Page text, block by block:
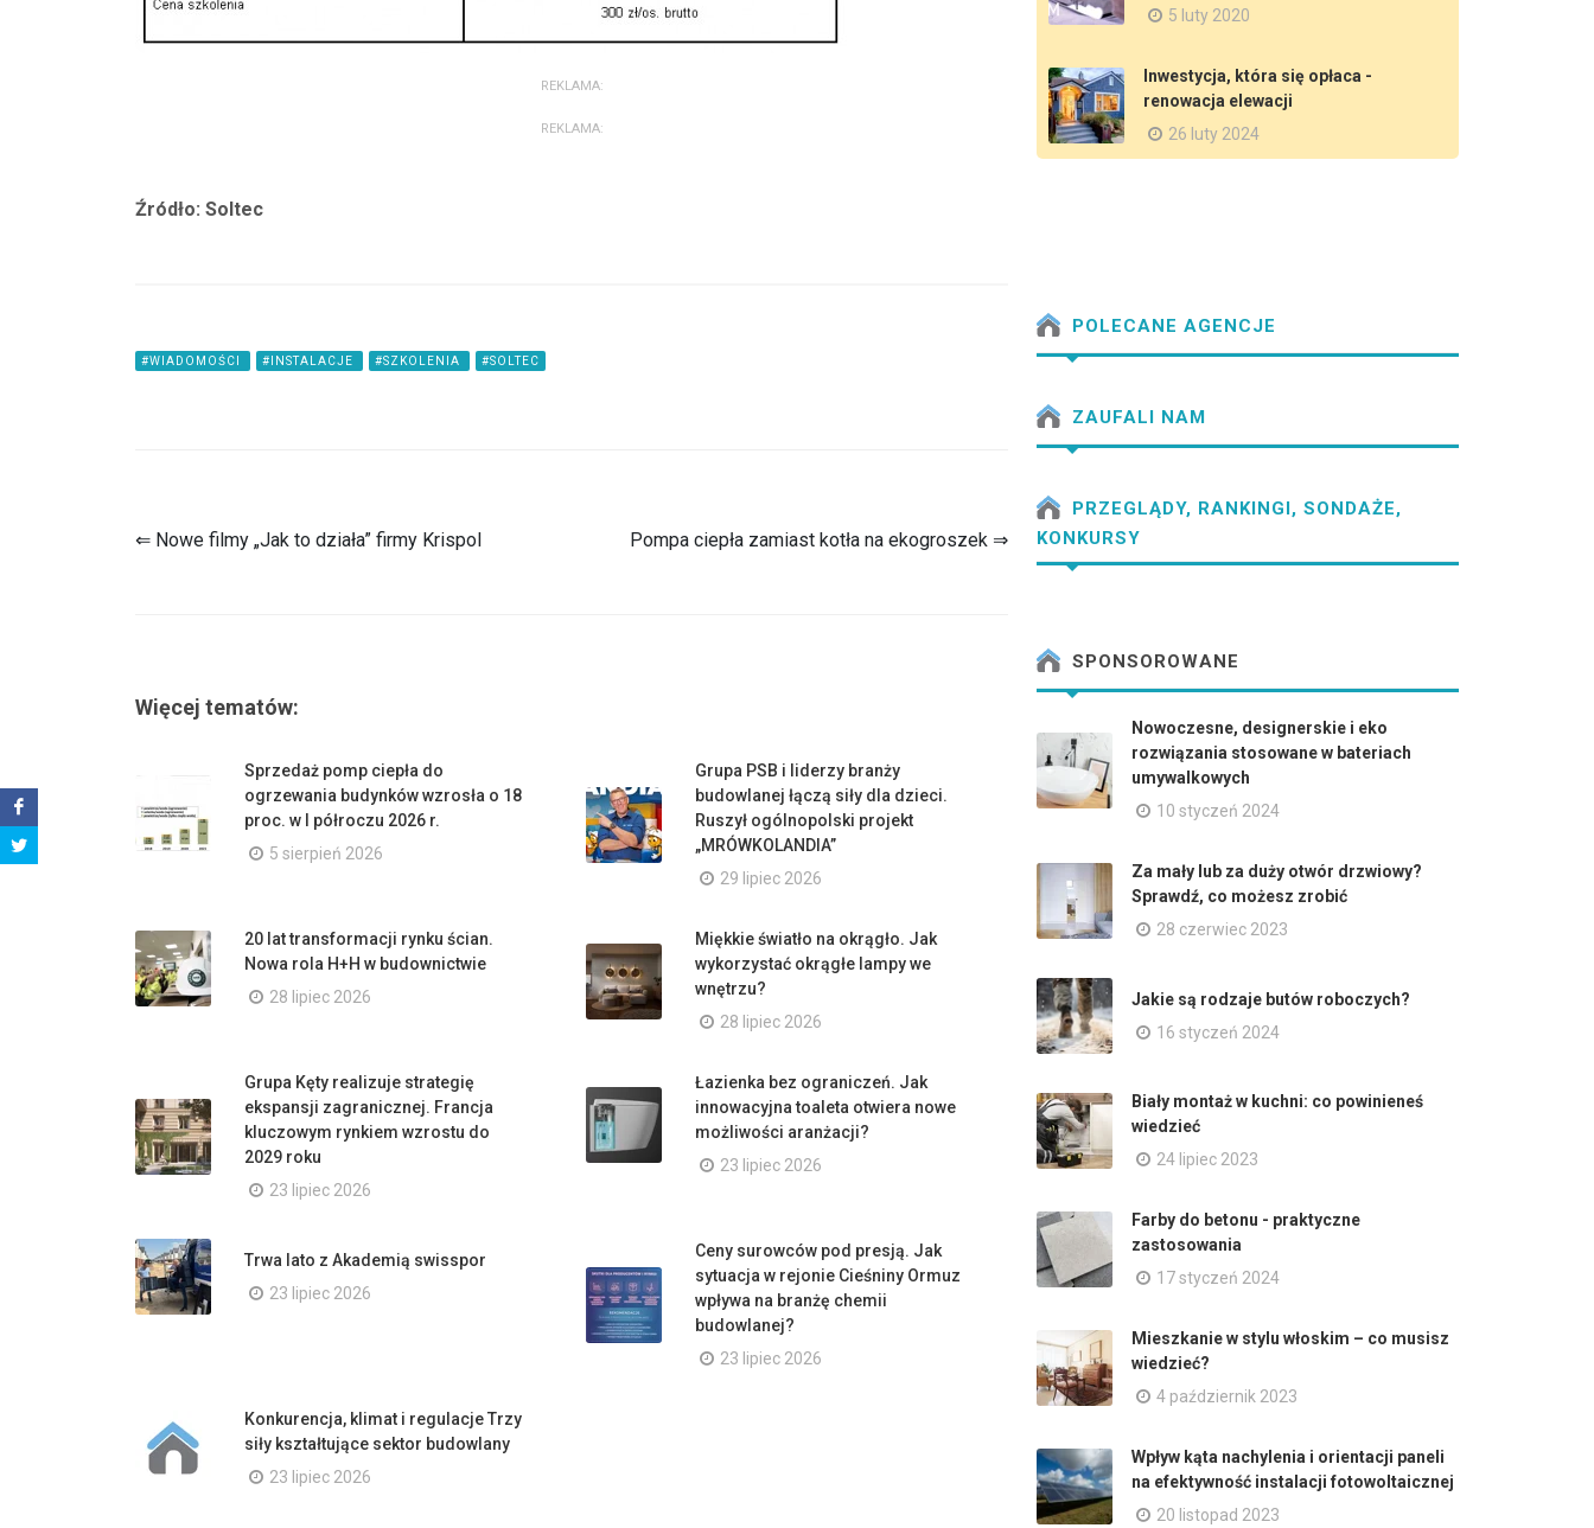
REKLAMA:
REKLAMA:
Źródło: Soltec
#WIADOMOŚCI #INSTALACJE #SZKOLENIA #SOLTEC
⇐ Nowe filmy „Jak to działa” firmy Krispol Pompa ciepła zamiast kotła na ekogroszek ⇒
Więcej tematów:
Sprzedaż pomp ciepła do
ogrzewania budynków wzrosła o 18
proc. w I półroczu 2026 r.
5 sierpień 2026
Grupa PSB i liderzy branży
budowlanej łączą siły dla dzieci.
Ruszył ogólnopolski projekt
„MRÓWKOLANDIA”
29 lipiec 2026
20 lat transformacji rynku ścian.
Nowa rola H+H w budownictwie
28 lipiec 2026
Miękkie światło na okrągło. Jak
wykorzystać okrągłe lampy we
wnętrzu?
28 lipiec 2026
Grupa Kęty realizuje strategię
ekspansji zagranicznej. Francja
kluczowym rynkiem wzrostu do
2029 roku
23 lipiec 2026
Łazienka bez ograniczeń. Jak
innowacyjna toaleta otwiera nowe
możliwości aranżacji?
23 lipiec 2026
Trwa lato z Akademią swisspor
23 lipiec 2026
Ceny surowców pod presją. Jak
sytuacja w rejonie Cieśniny Ormuz
wpływa na branżę chemii
budowlanej?
23 lipiec 2026
Konkurencja, klimat i regulacje Trzy
siły kształtujące sektor budowlany
23 lipiec 2026
5 luty 2020
Inwestycja, która się opłaca -
renowacja elewacji
26 luty 2024
POLECANE AGENCJE
ZAUFALI NAM
PRZEGLĄDY, RANKINGI, SONDAŻE,
KONKURSY
SPONSOROWANE
Nowoczesne, designerskie i eko
rozwiązania stosowane w bateriach
umywalkowych
10 styczeń 2024
Za mały lub za duży otwór drzwiowy?
Sprawdź, co możesz zrobić
28 czerwiec 2023
Jakie są rodzaje butów roboczych?
16 styczeń 2024
Biały montaż w kuchni: co powinieneś
wiedzieć
24 lipiec 2023
Farby do betonu - praktyczne
zastosowania
17 styczeń 2024
Mieszkanie w stylu włoskim – co musisz
wiedzieć?
4 październik 2023
Wpływ kąta nachylenia i orientacji paneli
na efektywność instalacji fotowoltaicznej
20 listopad 2023